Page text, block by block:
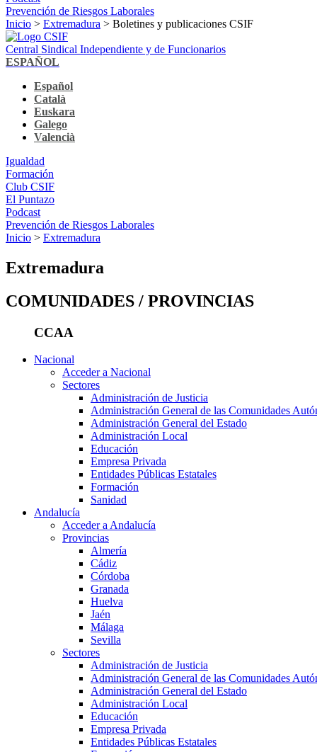
Prevención de Riesgos Laborales
Inicio > Extremadura > Boletines y publicaciones CSIF
Central Sindical Independiente y de Funcionarios
ESPAÑOL
Español
Català
Euskara
Galego
Valencià
Igualdad
Formación
Club CSIF
El Puntazo
Podcast
Prevención de Riesgos Laborales
Inicio > Extremadura
Extremadura
COMUNIDADES / PROVINCIAS
CCAA
Nacional
Acceder a Nacional
Sectores
Administración de Justicia
Administración General de las Comunidades
Administración General del Estado
Administración Local
Educación
Empresa Privada
Entidades Públicas Estatales
Formación
Sanidad
Andalucía
Acceder a Andalucía
Provincias
Almería
Cádiz
Córdoba
Granada
Huelva
Jaén
Málaga
Sevilla
Sectores
Administración de Justicia
Administración General de las Comunidades
Administración General del Estado
Administración Local
Educación
Empresa Privada
Entidades Públicas Estatales